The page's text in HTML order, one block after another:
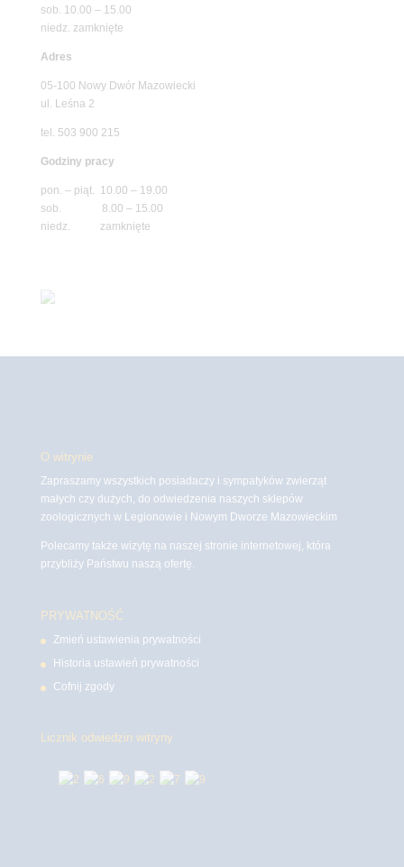
sob. 10.00 – 15.00
niedz. zamknięte
Adres
05-100 Nowy Dwór Mazowiecki
ul. Leśna 2
tel. 503 900 215
Godziny pracy
pon. – piąt. 10.00 – 19.00
sob. 8.00 – 15.00
niedz. zamknięte
O witrynie
Zapraszamy wszystkich posiadaczy i sympatyków zwierząt
małych czy dużych, do odwiedzenia naszych sklepów
zoologicznych w Legionowie i Nowym Dworze Mazowieckim
Polecamy także wizytę na naszej stronie internetowej, która
przybliży Państwu naszą ofertę.
PRYWATNOŚĆ
Zmień ustawienia prywatności
Historia ustawień prywatności
Cofnij zgody
Licznik odwiedzin witryny